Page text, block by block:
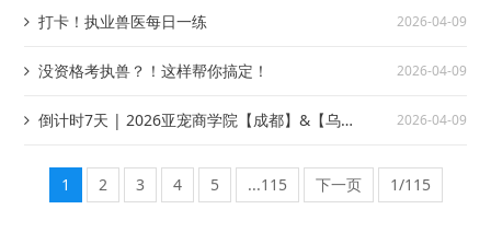
打卡！执业兽医每日一练 2026-04-09
没资格考执兽？！这样帮你搞定！ 2026-04-09
倒计时7天 | 2026亚宠商学院【成都】&【乌
2026-04-09
1 2 3 4 5 ...115 下一页 1/115